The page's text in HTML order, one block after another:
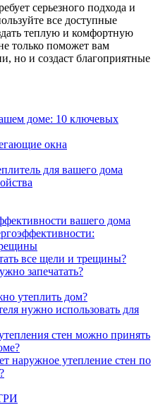
серьезного подхода и
все доступные
теплую и комфортную
только поможет вам
но и создаст благоприятные
доме: 10 ключевых
окна
для вашего дома
вашего дома
все щели и трещины?
запечатать?
утеплить дом?
нужно использовать для
стен можно принять
наружное утепление стен по